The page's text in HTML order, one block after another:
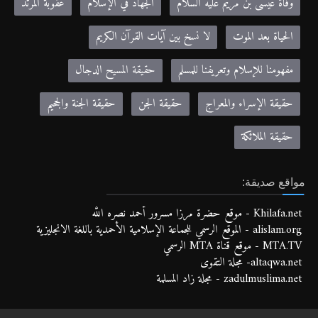
الحياة بعد الموت
لا نسخ بين آيات القرآن الكريم
مفهومنا للإسلام وتعريفنا للمسلم
حقيقة المسيح الدجال
حقيقة الإسراء والمعراج
حقيقة الجن
حقيقة الجنة والجحيم
حقيقة الملائكة
مواقع صديقة:
Khilafa.net - موقع حضرة مرزا مسرور أحمد نصره الله
alislam.org - الموقع الرسمي للجماعة الإسلامية الأحمدية باللغة الانجليزية
MTA.TV - موقع قناة MTA الرسمي
altaqwa.net- مجلة التقوى
zadulmuslima.net - مجلة زاد المسلمة